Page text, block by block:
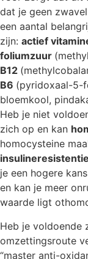
dat je geen
een aantal
zijn: actief
foliumzuur
B12
B6 (pyridoxaal-5-
bloemkool,
Heb je niet
zich op en kan
homocysteine
insulineresistentie
je een hogere
en kan je meer
waarde ligt
Heb je voldoende
omzettingsroute
“master anti-